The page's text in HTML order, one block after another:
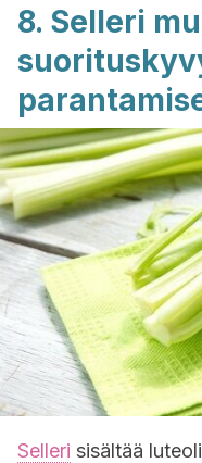
8. Selleri
Selleri sisältää